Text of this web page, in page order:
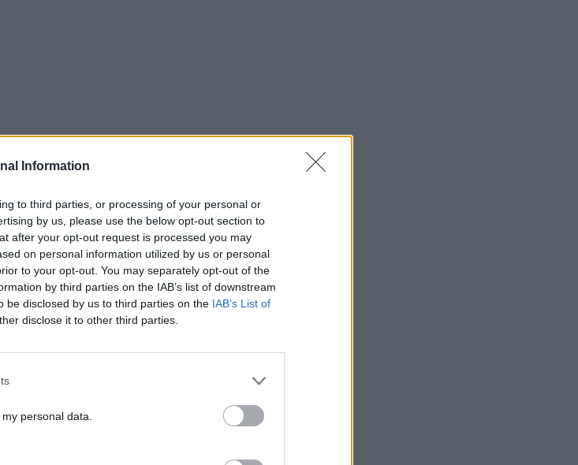
Information
to third parties, or processing of your personal or
by us, please use the below opt-out section to
after your opt-out request is processed you may
on personal information utilized by us or personal
to your opt-out. You may separately opt-out of the
by third parties on the IAB’s list of downstream
be disclosed by us to third parties on the IAB’s List of
disclose it to other third parties.
personal data.